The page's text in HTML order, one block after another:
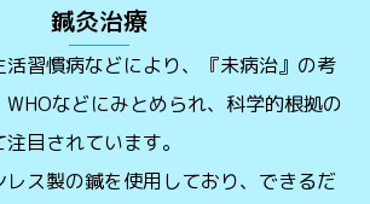
鍼灸治療
活習慣病などにより、『未病治』の考
などにみとめられ、科学的根拠の
目されています。
レス製の鍼を使用しており、できるだ